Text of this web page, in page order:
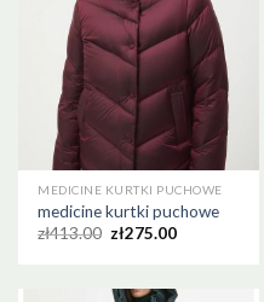
MEDICINE KURTKI PUCHOWE
medicine kurtki puchowe
zł413.00 zł275.00